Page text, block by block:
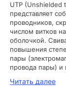
UTP (Unshielded
представляет
проводников,
числом витков
оболочкой.
повышения
пары
провода пары)
взаимных
Читать далее